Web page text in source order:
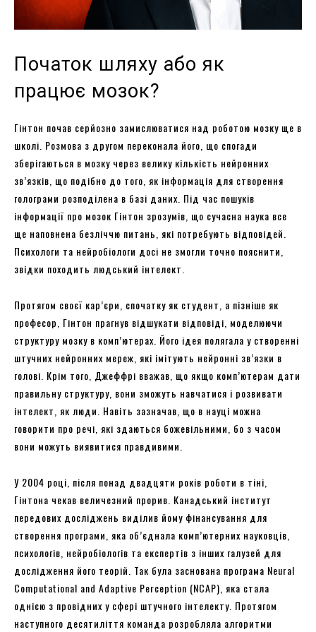
Початок шляху або як
працює мозок?
Гінтон почав серйозно замислюватися над роботою мозку ще в
школі. Розмова з другом переконала його, що спогади
зберігаються в мозку через велику кількість нейронних
зв’язків, що подібно до того, як інформація для створення
голограми розподілена в базі даних. Під час пошуків
інформації про мозок Гінтон зрозумів, що сучасна наука все
ще наповнена безліччю питань, які потребують відповідей.
Психологи та нейробіологи досі не змогли точно пояснити,
звідки походить людський інтелект.
Протягом своєї кар’єри, спочатку як студент, а пізніше як
професор, Гінтон прагнув відшукати відповіді, моделюючи
структуру мозку в комп’ютерах. Його ідея полягала у створенні
штучних нейронних мереж, які імітують нейронні зв’язки в
голові. Крім того, Джеффрі вважав, що якщо комп’ютерам дати
правильну структуру, вони зможуть навчатися і розвивати
інтелект, як люди. Навіть зазначав, що в науці можна
говорити про речі, які здаються божевільними, бо з часом
вони можуть виявитися правдивими.
У 2004 році, після понад двадцяти років роботи в тіні,
Гінтона чекав величезний прорив. Канадський інститут
передових досліджень виділив йому фінансування для
створення програми, яка об’єднала комп’ютерних науковців,
психологів, нейробіологів та експертів з інших галузей для
дослідження його теорій. Так була заснована програма Neural
Computational and Adaptive Perception (NCAP), яка стала
однією з провідних у сфері штучного інтелекту. Протягом
наступного десятиліття команда розробляла алгоритми